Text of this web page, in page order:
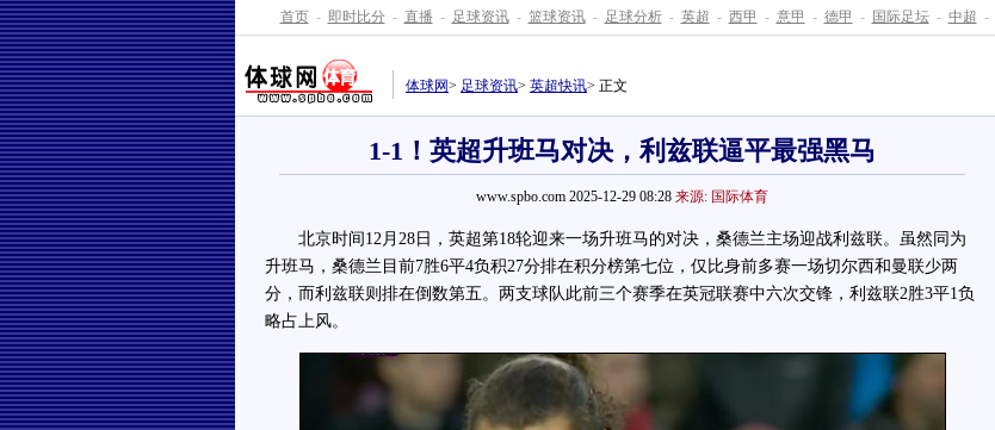
首页 - 即时比分 - 直播 - 足球资讯 - 篮球资讯 - 足球分析 - 英超 - 西甲 - 意甲 - 德甲 - 国际足坛 - 中超 -
体球网> 足球资讯> 英超快讯> 正文
1-1！英超升班马对决，利兹联逼平最强黑马
www.spbo.com 2025-12-29 08:28 来源: 国际体育
北京时间12月28日，英超第18轮迎来一场升班马的对决，桑德兰主场迎战利兹联。虽然同为
升班马，桑德兰目前7胜6平4负积27分排在积分榜第七位，仅比身前多赛一场切尔西和曼联少两
分，而利兹联则排在倒数第五。两支球队此前三个赛季在英冠联赛中六次交锋，利兹联2胜3平1负
略占上风。